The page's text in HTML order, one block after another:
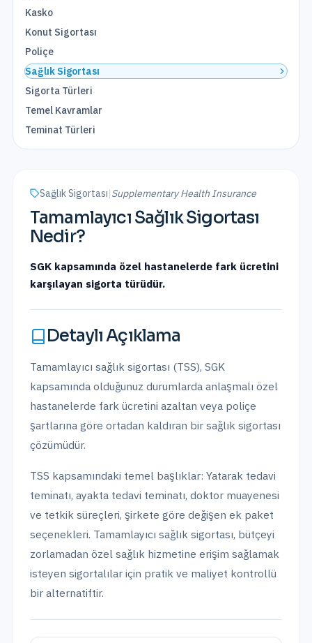
Kasko
Konut Sigortası
Poliçe
Sağlık Sigortası
Sigorta Türleri
Temel Kavramlar
Teminat Türleri
Sağlık Sigortası|Supplementary Health Insurance
Tamamlayıcı Sağlık Sigortası
Nedir?
SGK kapsamında özel hastanelerde fark ücretini
karşılayan sigorta türüdür.
Detaylı Açıklama
Tamamlayıcı sağlık sigortası (TSS), SGK
kapsamında olduğunuz durumlarda anlaşmalı özel
hastanelerde fark ücretini azaltan veya poliçe
şartlarına göre ortadan kaldıran bir sağlık sigortası
çözümüdür.
TSS kapsamındaki temel başlıklar: Yatarak tedavi
teminatı, ayakta tedavi teminatı, doktor muayenesi
ve tetkik süreçleri, şirkete göre değişen ek paket
seçenekleri. Tamamlayıcı sağlık sigortası, bütçeyi
zorlamadan özel sağlık hizmetine erişim sağlamak
isteyen sigortalılar için pratik ve maliyet kontrollü
bir alternatiftir.